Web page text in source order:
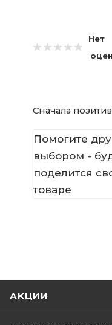
Нет
Сначала
Помогите
выбором -
поделится
товаре
АКЦИИ